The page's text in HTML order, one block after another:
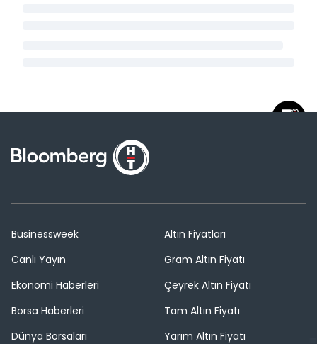
Businessweek
Canlı Yayın
Ekonomi Haberleri
Borsa Haberleri
Dünya Borsaları
Altın Fiyatları
Gram Altın Fiyatı
Çeyrek Altın Fiyatı
Tam Altın Fiyatı
Yarım Altın Fiyatı